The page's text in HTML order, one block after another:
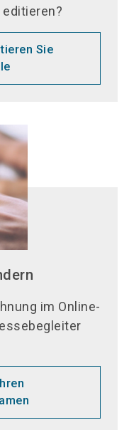
Sie
im Online-